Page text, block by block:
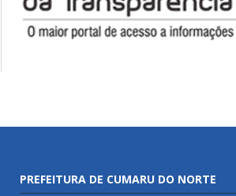
PREFEITURA DE CUMARU DO NORTE